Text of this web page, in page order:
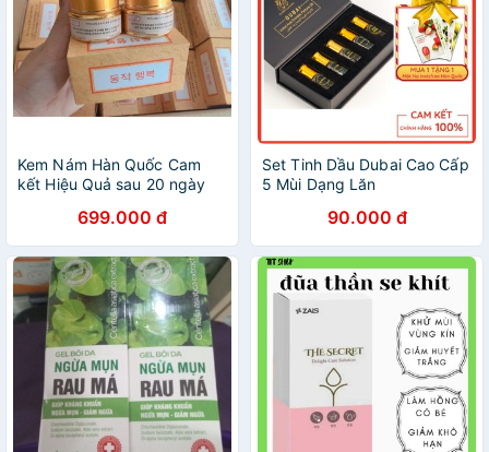
Kem Nám Hàn Quốc Cam
kết Hiệu Quả sau 20 ngày
699.000 đ
Set Tinh Dầu Dubai Cao Cấp
5 Mùi Dạng Lăn
90.000 đ